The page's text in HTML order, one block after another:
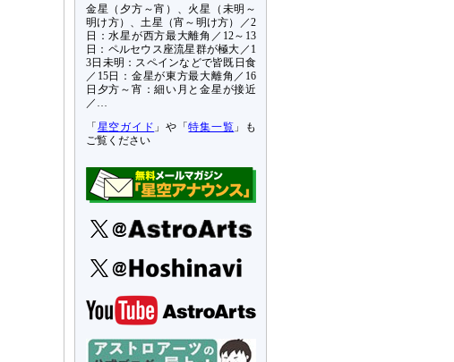
金星（夕方～宵）、火星（未明～
明け方）、土星（宵～明け方）／2
日：水星が西方最大離角／12～13
日：ペルセウス座流星群が極大／1
3日未明：スペインなどで皆既日食
／15日：金星が東方最大離角／16
日夕方～宵：細い月と金星が接近
／…
「 星空ガイド 」や「特集一覧 」も
ご覧ください